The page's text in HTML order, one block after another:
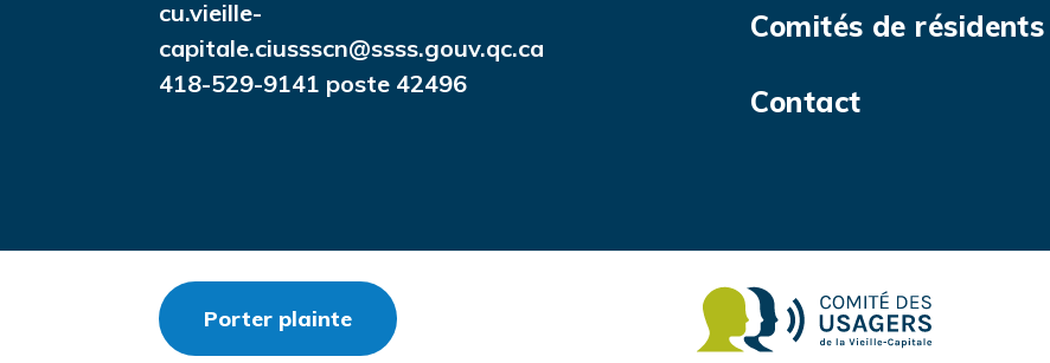
cu.vieille-
capitale.ciussscn@ssss.gouv.qc.ca
418-529-9141 poste 42496
Comités de résidents
Contact
Porter plainteundefined